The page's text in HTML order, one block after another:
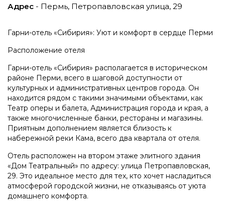
Адрес - Пермь, Петропавловская улица, 29
Гарни-отель «Сибирия»: Уют и комфорт в сердце Перми
Расположение отеля
Гарни-отель «Сибирия» располагается в историческом
районе Перми, всего в шаговой доступности от
культурных и административных центров города. Он
находится рядом с такими значимыми объектами, как
Театр оперы и балета, Администрация города и края, а
также многочисленные банки, рестораны и магазины.
Приятным дополнением является близость к
набережной реки Кама, всего два квартала от отеля.
Отель расположен на втором этаже элитного здания
«Дом Театральный» по адресу: улица Петропавловская,
29. Это идеальное место для тех, кто хочет насладиться
атмосферой городской жизни, не отказываясь от уюта
домашнего комфорта.